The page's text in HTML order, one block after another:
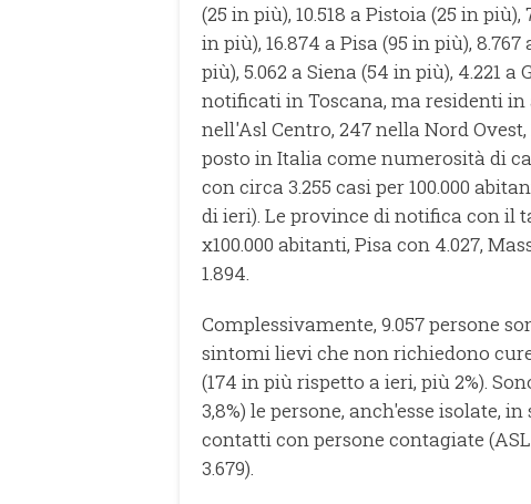
(25 in più), 10.518 a Pistoia (25 in più),
in più), 16.874 a Pisa (95 in più),
più), 5.062 a Siena (54 in più), 4.221
notificati in Toscana, ma residenti
nell'Asl Centro, 247 nella Nord Ovest,
posto in Italia come numerosità di
con circa 3.255 casi per 100.000
di ieri). Le province di notifica con il
x100.000 abitanti, Pisa con 4.027,
1.894.
Complessivamente, 9.057 persone
sintomi lievi che non richiedono
(174 in più rispetto a ieri, più 2%).
3,8%) le persone, anch'esse isolate,
contatti con persone contagiate (ASL
3.679).